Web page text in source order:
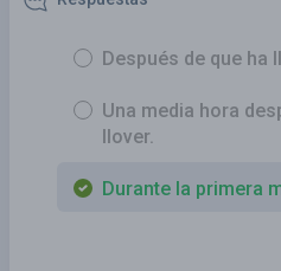
Después de que ha
Una media hora
llover.
Durante la primera